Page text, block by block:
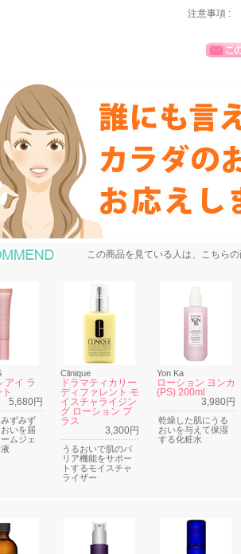
注意事項 :
おすすめ商品
この商品を見ている人は、こちら
アイ ラ
5,680円
ずみず
いを届
ムジェ
Clinique
ドラマティカリー
ディファレント モ
イスチャライジン
グ ローション プ
ラス
3,300円
うるおいで肌のバ
リア機能をサポー
トするモイスチャ
ライザー
Yon Ka
ローション ヨンカ
(PS) 200ml
3,980円
乾燥した肌にうる
おいを与えて保湿
する化粧水